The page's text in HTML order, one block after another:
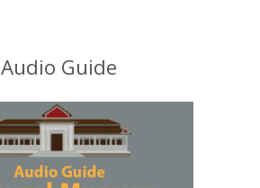
Audio Guide